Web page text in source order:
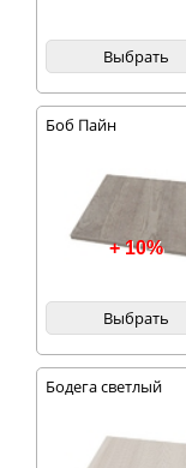
Выбрать
Боб Пайн
+ 10%
Выбрать
Бодега светлый